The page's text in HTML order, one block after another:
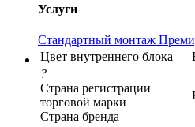
Услуги
Стандартный монтаж
Цвет внутреннего блока
?
Страна регистрации
торговой марки
Страна бренда